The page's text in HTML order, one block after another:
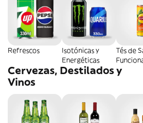
Refrescos
Isotónicas y
Energéticas
Tés de
Cervezas, Destilados y
Vinos